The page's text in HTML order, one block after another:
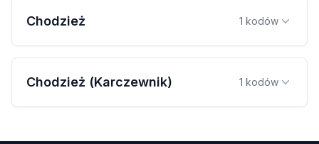
Chodzież 1 kodów
Chodzież (Karczewnik) 1 kodów